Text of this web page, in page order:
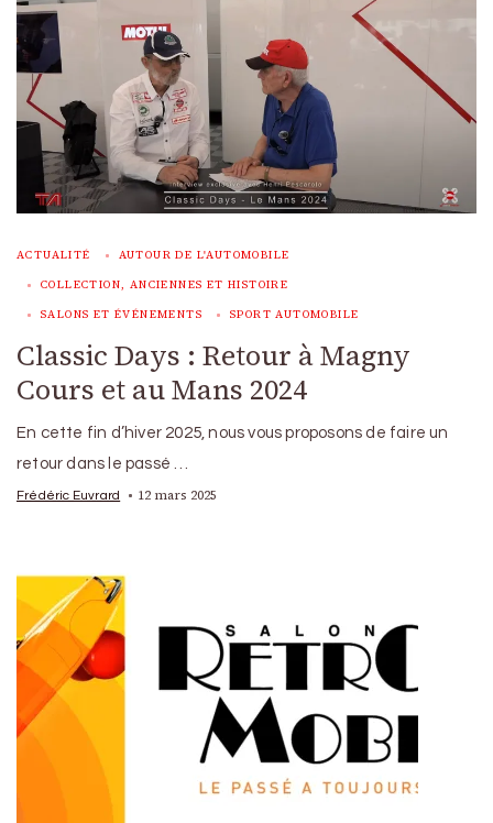
ACTUALITÉ AUTOUR DE L'AUTOMOBILE
COLLECTION, ANCIENNES ET HISTOIRE
SALONS ET ÉVÉNEMENTS SPORT AUTOMOBILE
Classic Days : Retour à Magny
Cours et au Mans 2024
En cette fin d’hiver 2025, nous vous proposons de faire un
retour dans le passé …
Frédéric Euvrard 12 mars 2025